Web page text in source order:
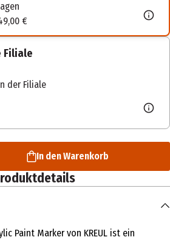
€
Filiale
der Filiale
In den Warenkorb
Paint Marker von KREUL ist ein